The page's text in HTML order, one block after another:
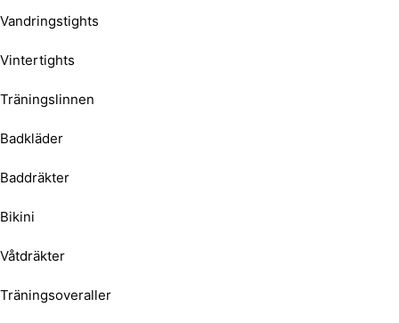
Vandringstights
Vintertights
Träningslinnen
Badkläder
Baddräkter
Bikini
Våtdräkter
Träningsoveraller